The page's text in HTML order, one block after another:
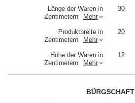
Länge der Waren in
Zentimetern
Mehr
30
Produktbreite in
Zentimetern
Mehr
20
Höhe der Waren in
Zentimetern
Mehr
12
BÜRGSCHAFT